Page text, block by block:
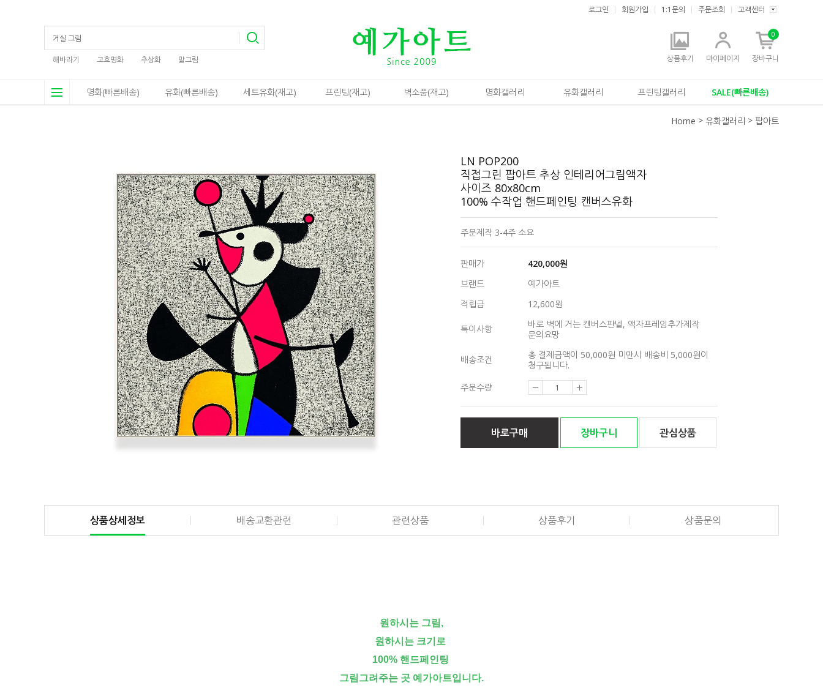
해바라기 고흐명화 추상화 말그림
로그인 회원가입 1:1문의 주문조회 고객센터
상품후기 마이페이지 장바구니
0
명화(빠른배송) 유화(빠른배송) 세트유화(재고) 프린팅(재고) 벽소품(재고) 명화갤러리 유화갤러리 프린팅갤러리 SALE(빠른배송)
Home > 유화갤러리 > 팝아트
LN POP200
직접그린 팝아트 추상 인테리어그림액자
사이즈 80x80cm
100% 수작업 핸드페인팅 캔버스유화
주문제작 3-4주 소요
판매가 420,000원
브랜드
예가아트
적립금
12,600원
특이사항
바로 벽에 거는 캔버스판넬, 액자프레임추가제작
문의요망
배송조건
총 결제금액이 50,000원 미만시 배송비 5,000원이
청구됩니다.
주문수량
바로구매 장바구니 관심상품
상품상세정보 배송교환관련 관련상품 상품후기 상품문의
원하시는 그림,
원하시는 크기로
100% 핸드페인팅
그림그려주는 곳 예가아트입니다.